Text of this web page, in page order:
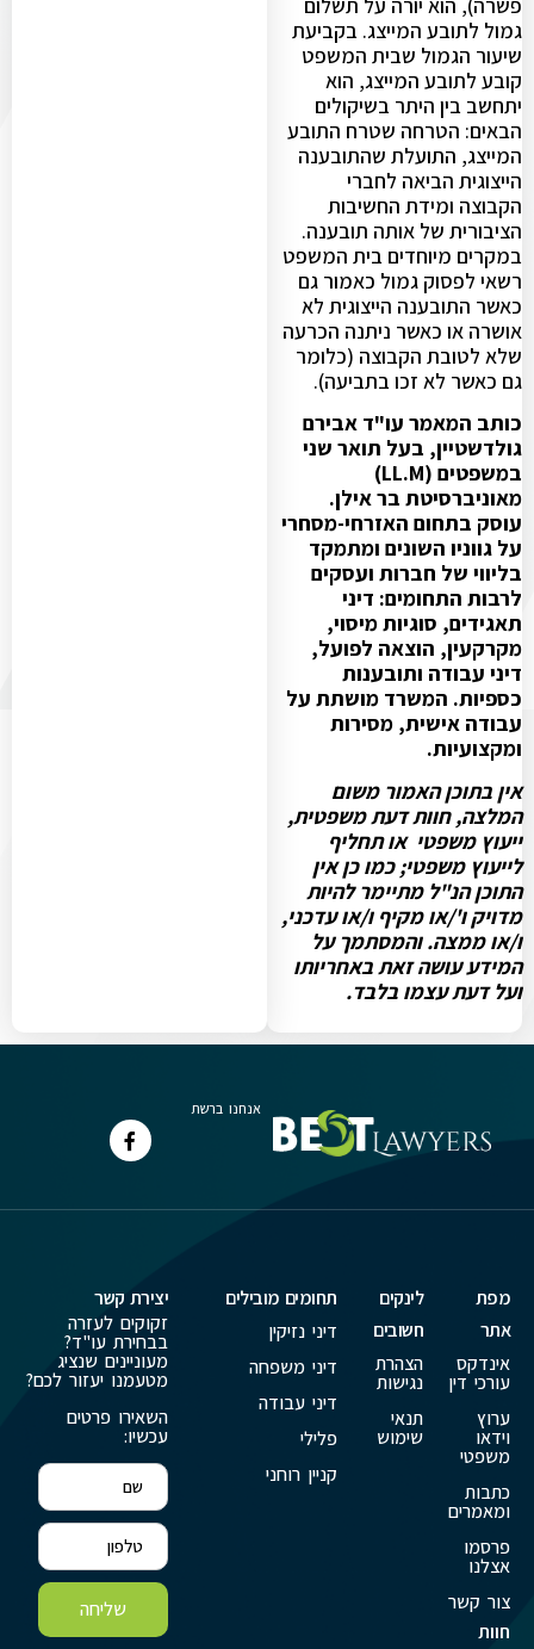
גמול לתובע המייצג. בקביעת
שיעור הגמול שבית המשפט
קובע לתובע המייצג, הוא
יתחשב בין היתר בשיקולים
הבאים: הטרחה שטרח התובע
המייצג, התועלת שהתובענה
הייצוגית הביאה לחברי
הקבוצה ומידת החשיבות
הציבורית של אותה תובענה.
במקרים מיוחדים בית המשפט
רשאי לפסוק גמול כאמור גם
כאשר התובענה הייצוגית לא
אושרה או כאשר ניתנה הכרעה
שלא לטובת הקבוצה (כלומר
גם כאשר לא זכו בתביעה).
כותב המאמר עו"ד אבירם
גולדשטיין, בעל תואר שני
במשפטים (LL.M)
מאוניברסיטת בר אילן.
עוסק בתחום האזרחי-מסחרי
על גווניו השונים ומתמקד
בליווי של חברות ועסקים
לרבות התחומים: דיני
תאגידים, סוגיות מיסוי,
מקרקעין, הוצאה לפועל,
דיני עבודה ותובענות
כספיות. המשרד מושתת על
עבודה אישית, מסירות
ומקצועיות.
אין בתוכן האמור משום
המלצה, חוות דעת משפטית,
ייעוץ משפטי או תחליף
לייעוץ משפטי; כמו כן אין
התוכן הנ"ל מתיימר להיות
מדויק ו'/או מקיף ו/או עדכני,
ו/או ממצה. והמסתמך על
המידע עושה זאת באחריותו
ועל דעת עצמו בלבד.
אנחנו ברשת
מפת
אתר
אינדקס
עורכי דין
ערוץ
וידאו
משפטי
כתבות
ומאמרים
פרסמו
אצלנו
צור קשר
חוות
לינקים
חשובים
הצהרת
נגישות
תנאי
שימוש
תחומים מובילים
דיני נזיקין
דיני משפחה
דיני עבודה
פלילי
קניין רוחני
יצירת קשר
זקוקים לעזרה
בבחירת עו"ד?
מעוניינים שנציג
מטעמנו יעזור לכם?
השאירו פרטים
עכשיו:
שליחה